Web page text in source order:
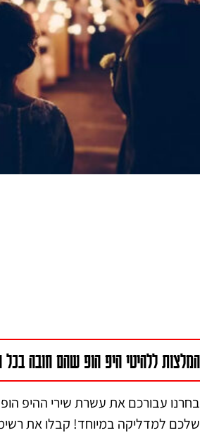
המלצות ללהיטי היפ הופ שהם חובה בכל
בחרנו עבורכם את עשרת שירי ההיפ
שלכם למדליקה במיוחד! קבלו את